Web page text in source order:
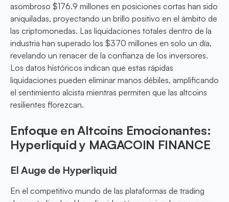
asombroso $176.9 millones en posiciones cortas han sido
aniquiladas, proyectando un brillo positivo en el ámbito de
las criptomonedas. Las liquidaciones totales dentro de la
industria han superado los $370 millones en solo un día,
revelando un renacer de la confianza de los inversores.
Los datos históricos indican que estas rápidas
liquidaciones pueden eliminar manos débiles, amplificando
el sentimiento alcista mientras permiten que las altcoins
resilientes florezcan.
Enfoque en Altcoins Emocionantes:
Hyperliquid y MAGACOIN FINANCE
El Auge de Hyperliquid
En el competitivo mundo de las plataformas de trading